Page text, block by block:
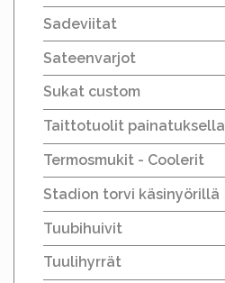
Sadeviitat
Sateenvarjot
Sukat custom
Taittotuolit painatuksella
Termosmukit - Coolerit
Stadion torvi käsinyörillä
Tuubihuivit
Tuulihyrrät